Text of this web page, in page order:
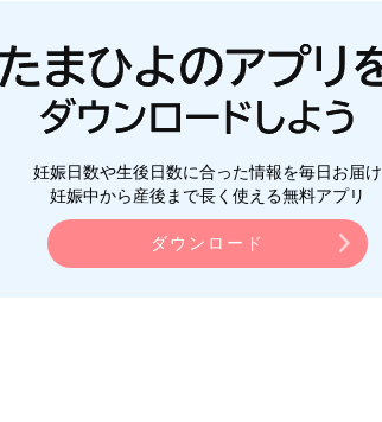
妊娠日数や生後日数に合った情報を毎日お届け
妊娠中から産後まで長く使える無料アプリ
ダウンロード